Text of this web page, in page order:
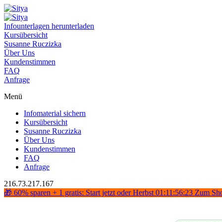
Infounterlagen herunterladen
Kursübersicht
Susanne Ruczizka
Über Uns
Kundenstimmen
FAQ
Anfrage
Menü
Infomaterial sichern
Kursübersicht
Susanne Ruczizka
Über Uns
Kundenstimmen
FAQ
Anfrage
216.73.217.167
🎁 60% sparen + 1 gratis: Start jetzt oder Herbst 01:11:56:22 Zum